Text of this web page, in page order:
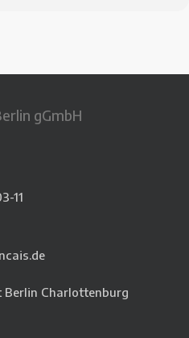
gGmbH
11
Berlin Charlottenburg